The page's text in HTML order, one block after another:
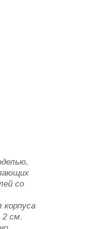
со
2 см.